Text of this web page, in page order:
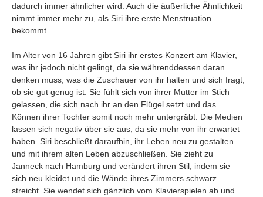
dadurch immer ähnlicher wird. Auch die äußerliche Ähnlichkeit
nimmt immer mehr zu, als Siri ihre erste Menstruation
bekommt.
Im Alter von 16 Jahren gibt Siri ihr erstes Konzert am Klavier,
was ihr jedoch nicht gelingt, da sie währenddessen daran
denken muss, was die Zuschauer von ihr halten und sich fragt,
ob sie gut genug ist. Sie fühlt sich von ihrer Mutter im Stich
gelassen, die sich nach ihr an den Flügel setzt und das
Können ihrer Tochter somit noch mehr untergräbt. Die Medien
lassen sich negativ über sie aus, da sie mehr von ihr erwartet
haben. Siri beschließt daraufhin, ihr Leben neu zu gestalten
und mit ihrem alten Leben abzuschließen. Sie zieht zu
Janneck nach Hamburg und verändert ihren Stil, indem sie
sich neu kleidet und die Wände ihres Zimmers schwarz
streicht. Sie wendet sich gänzlich vom Klavierspielen ab und